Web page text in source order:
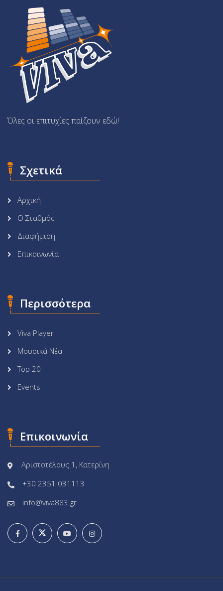
Όλες οι επιτυχίες παίζουν εδώ!
Σχετικά
Αρχική
Ο Σταθμός
Διαφήμιση
Επικοινωνία
Περισσότερα
Viva Player
Μουσικά Νέα
Top 20
Events
Επικοινωνία
Αριστοτέλους 1, Κατερίνη
+30 2351 031113
info@viva883.gr